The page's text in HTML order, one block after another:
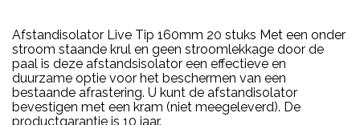
Afstandisolator Live Tip 160mm 20 stuks Met een onder
stroom staande krul en geen stroomlekkage door de
paal is deze afstandsisolator een effectieve en
duurzame optie voor het beschermen van een
bestaande afrastering. U kunt de afstandisolator
bevestigen met een kram (niet meegeleverd). De
productgarantie is 10 jaar.